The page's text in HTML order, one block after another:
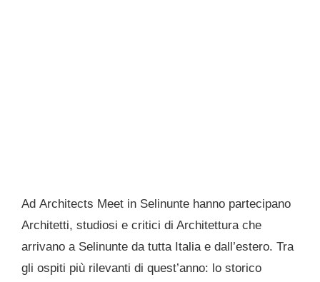
Ad Architects Meet in Selinunte hanno partecipano
Architetti, studiosi e critici di Architettura che
arrivano a Selinunte da tutta Italia e dall’estero. Tra
gli ospiti più rilevanti di quest’anno: lo storico